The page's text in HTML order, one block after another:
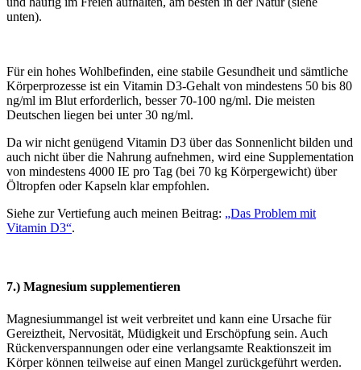
unten).
Für ein hohes Wohlbefinden, eine stabile Gesundheit und sämtliche
Körperprozesse ist ein Vitamin D3-Gehalt von mindestens 50 bis 80
ng/ml im Blut erforderlich, besser 70-100 ng/ml. Die meisten
Deutschen liegen bei unter 30 ng/ml.
Da wir nicht genügend Vitamin D3 über das Sonnenlicht bilden und
auch nicht über die Nahrung aufnehmen, wird eine Supplementation
von mindestens 4000 IE pro Tag (bei 70 kg Körpergewicht) über
Öltropfen oder Kapseln klar empfohlen.
Siehe zur Vertiefung auch meinen Beitrag: „Das Problem mit
Vitamin D3“.
7.) Magnesium supplementieren
Magnesiummangel ist weit verbreitet und kann eine Ursache für
Gereiztheit, Nervosität, Müdigkeit und Erschöpfung sein. Auch
Rückenverspannungen oder eine verlangsamte Reaktionszeit im
Körper können teilweise auf einen Mangel zurückgeführt werden.